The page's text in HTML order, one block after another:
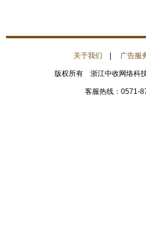
关于我们 广告服
版权所有 浙江中收网络科
客服热线：0571-